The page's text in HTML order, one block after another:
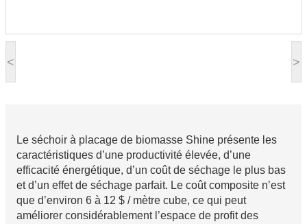
< >
Le séchoir à placage de biomasse Shine présente les
caractéristiques d’une productivité élevée, d’une
efficacité énergétique, d’un coût de séchage le plus bas
et d’un effet de séchage parfait. Le coût composite n’est
que d’environ 6 à 12 $ / mètre cube, ce qui peut
améliorer considérablement l’espace de profit des